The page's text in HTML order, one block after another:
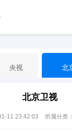
央视 北
山东北京卫视
11 23:42:03 所属分类